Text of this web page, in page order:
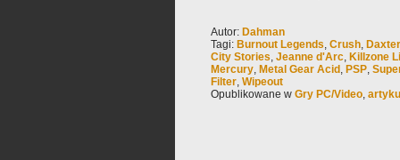
Autor: Dahman
Tagi: Burnout Legends, Crush, Daxter
City Stories, Jeanne d'Arc, Killzone
Mercury, Metal Gear Acid , PSP,
Filter, Wipeout
Opublikowane w Gry PC/Video,